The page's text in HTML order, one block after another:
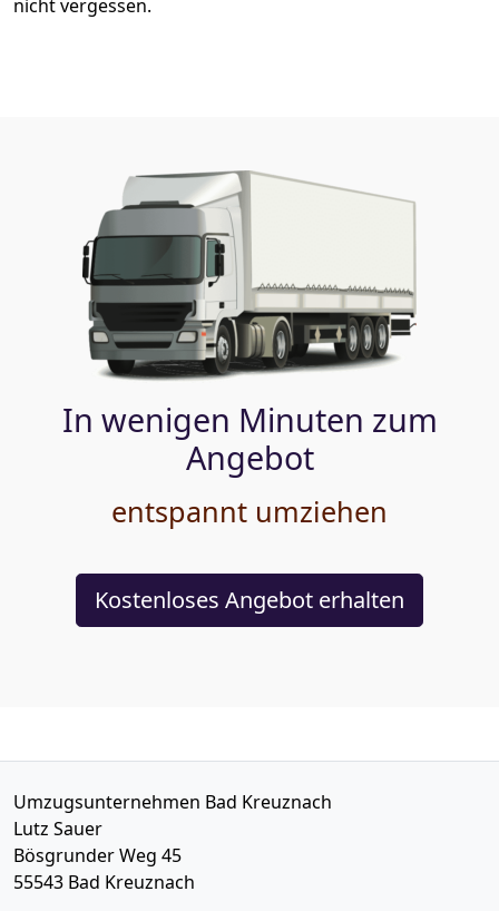
nicht vergessen.
In wenigen Minuten zum
Angebot
entspannt umziehen
Kostenloses Angebot erhalten
Umzugsunternehmen Bad Kreuznach
Lutz Sauer
Bösgrunder Weg 45
55543 Bad Kreuznach